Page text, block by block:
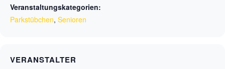
Veranstaltungskategorien:
Parkstübchen, Senioren
VERANSTALTER